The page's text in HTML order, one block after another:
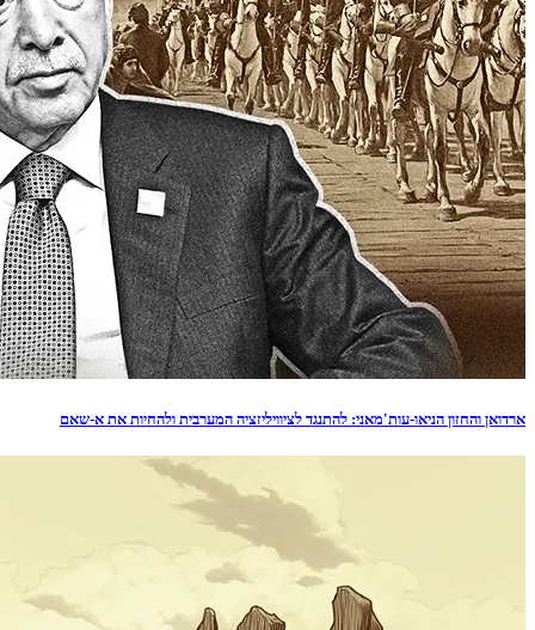
ארדואן והחזון הניאו-עות'מאני: להתנגד לציוויליזציה המערבית ולהחיות את א-שאם